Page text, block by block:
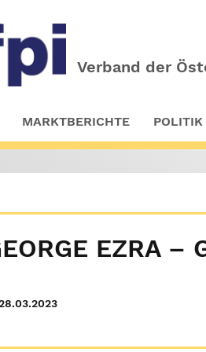
Verband der
MARKTBERICHTE POLITIK
EZRA –